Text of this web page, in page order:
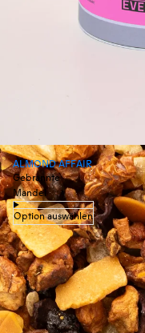
ALMOND AFFAIR
Gebrannte
Mandel
Option auswählen